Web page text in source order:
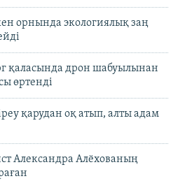
орнында экологиялық заң
қаласында дрон шабуылынан
өртенді
қарудан оқ атып, алты адам
Александра Алёхованың